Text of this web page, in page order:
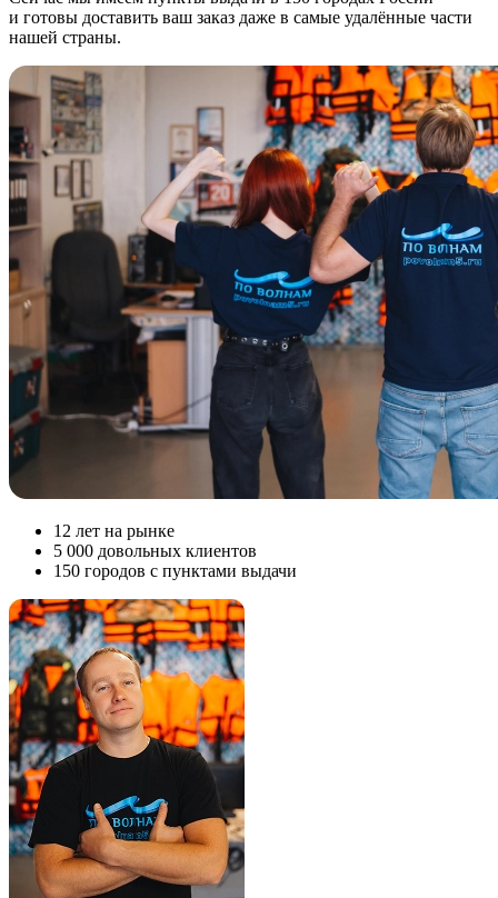
и готовы доставить ваш заказ даже в самые удалённые части
нашей страны.
12 лет на рынке
5 000 довольных клиентов
150 городов с пунктами выдачи